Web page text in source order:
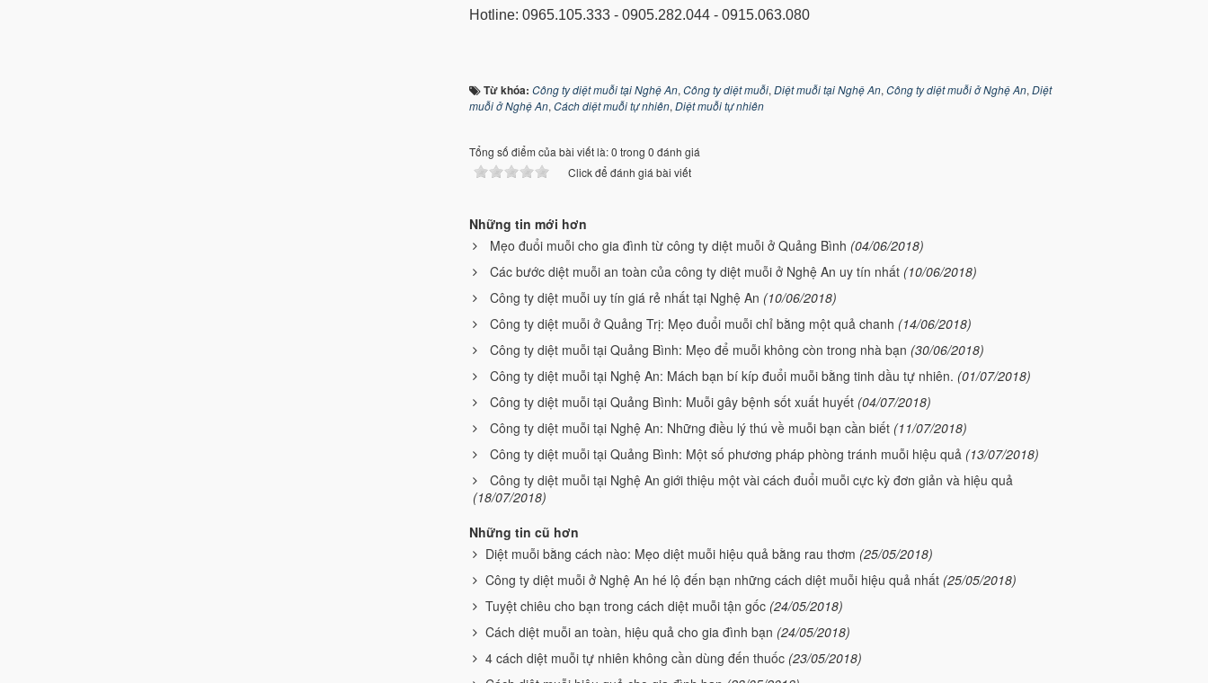
Hotline: 0965.105.333 - 0905.282.044 - 0915.063.080
Từ khóa: Công ty diệt muỗi tại Nghệ An, Công ty diệt muỗi, Diệt muỗi tại Nghệ An, Công ty diệt muỗi ở Nghệ An, Diệt
muỗi ở Nghệ An, Cách diệt muỗi tự nhiên, Diệt muỗi tự nhiên
Tổng số điểm của bài viết là: 0 trong 0 đánh giá
Click để đánh giá bài viết
Những tin mới hơn
Mẹo đuổi muỗi cho gia đình từ công ty diệt muỗi ở Quảng Bình (04/06/2018)
Các bước diệt muỗi an toàn của công ty diệt muỗi ở Nghệ An uy tín nhất (10/06/2018)
Công ty diệt muỗi uy tín giá rẻ nhất tại Nghệ An (10/06/2018)
Công ty diệt muỗi ở Quảng Trị: Mẹo đuổi muỗi chỉ bằng một quả chanh (14/06/2018)
Công ty diệt muỗi tại Quảng Bình: Mẹo để muỗi không còn trong nhà bạn (30/06/2018)
Công ty diệt muỗi tại Nghệ An: Mách bạn bí kíp đuổi muỗi bằng tinh dầu tự nhiên. (01/07/2018)
Công ty diệt muỗi tại Quảng Bình: Muỗi gây bệnh sốt xuất huyết (04/07/2018)
Công ty diệt muỗi tại Nghệ An: Những điều lý thú về muỗi bạn cần biết (11/07/2018)
Công ty diệt muỗi tại Quảng Bình: Một số phương pháp phòng tránh muỗi hiệu quả (13/07/2018)
Công ty diệt muỗi tại Nghệ An giới thiệu một vài cách đuổi muỗi cực kỳ đơn giản và hiệu quả
(18/07/2018)
Những tin cũ hơn
Diệt muỗi bằng cách nào: Mẹo diệt muỗi hiệu quả bằng rau thơm (25/05/2018)
Công ty diệt muỗi ở Nghệ An hé lộ đến bạn những cách diệt muỗi hiệu quả nhất (25/05/2018)
Tuyệt chiêu cho bạn trong cách diệt muỗi tận gốc (24/05/2018)
Cách diệt muỗi an toàn, hiệu quả cho gia đình bạn (24/05/2018)
4 cách diệt muỗi tự nhiên không cần dùng đến thuốc (23/05/2018)